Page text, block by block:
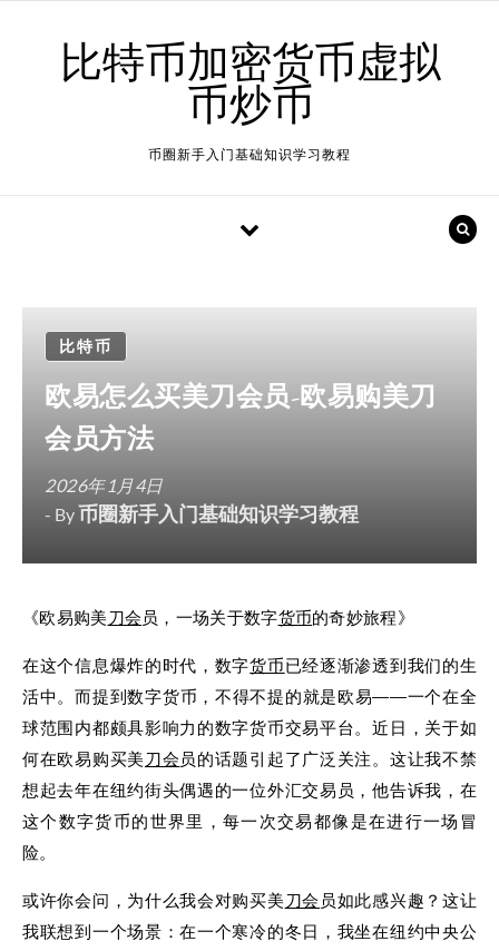
比特币加密货币虚拟
币炒币
币圈新手入门基础知识学习教程
比特币
欧易怎么买美刀会员-欧易购美刀
会员方法
2026年1月4日
- By币圈新手入门基础知识学习教程
《欧易购美刀会 员，一场关于数字货币的奇妙旅程》
在这个信息爆炸的时代，数字货币已经逐渐渗透到我们的生
活中。而提到数字货币，不得不提的就是欧易——一个在全
球范围内都颇具影响力的数字货币交易平台。近日，关于如
何在欧易购买美刀会 员的话题引起了广泛关注。这让我不禁
想起去年在纽约街头偶遇的一位外汇交易员，他告诉我，在
这个数字货币的世界里，每一次交易都像是在进行一场冒
险。
或许你会问，为什么我会对购买美刀会 员如此感兴趣？这让
我联想到一个场景：在一个寒冷的冬日，我坐在纽约中央公